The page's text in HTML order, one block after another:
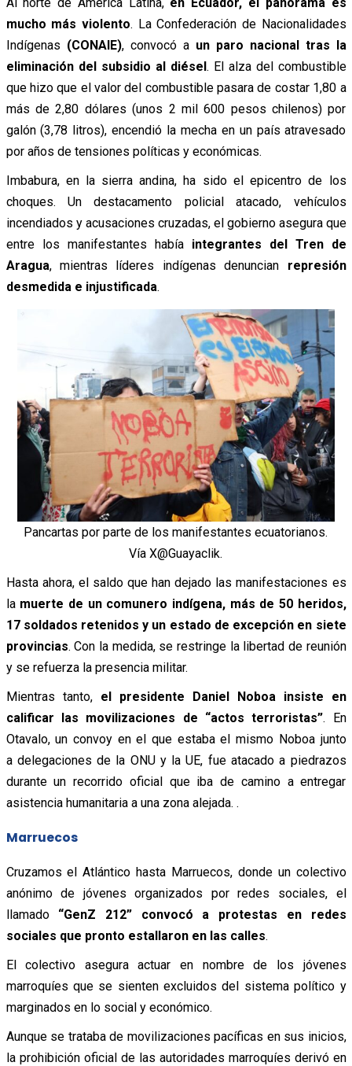
Al norte de América Latina, en Ecuador, el panorama es
mucho más violento. La Confederación de Nacionalidades
Indígenas (CONAIE), convocó a un paro nacional tras la
eliminación del subsidio al diésel . El alza del combustible
que hizo que el valor del combustible pasara de costar 1,80 a
más de 2,80 dólares (unos 2 mil 600 pesos chilenos) por
galón (3,78 litros), encendió la mecha en un país atravesado
por años de tensiones políticas y económicas.
Imbabura, en la sierra andina, ha sido el epicentro de los
choques. Un destacamento policial atacado, vehículos
incendiados y acusaciones cruzadas, el gobierno asegura que
entre los manifestantes habíaintegrantes del Tren de
Aragua, mientras líderes indígenas denuncian represión
desmedida e injustificada.
Pancartas por parte de los manifestantes ecuatorianos.
Vía X@Guayaclik.
Hasta ahora, el saldo que han dejado las manifestaciones es
la muerte de un comunero indígena, más de 50 heridos,
17 soldados retenidos y un estado de excepción en siete
provincias. Con la medida, se restringe la libertad de reunión
y se refuerza la presencia militar.
Mientras tanto, el presidente Daniel Noboa insiste en
calificar las movilizaciones de “actos terroristas”. En
Otavalo, un convoy en el que estaba el mismo Noboa junto
a delegaciones de la ONU y la UE, fue atacado a piedrazos
durante un recorrido oficial que iba de camino a entregar
asistencia humanitaria a una zona alejada. .
Marruecos
Cruzamos el Atlántico hasta Marruecos, donde un colectivo
anónimo de jóvenes organizados por redes sociales, el
llamado “GenZ 212” convocó a protestas en redes
sociales que pronto estallaron en las calles.
El colectivo asegura actuar en nombre de los jóvenes
marroquíes que se sienten excluidos del sistema político y
marginados en lo social y económico.
Aunque se trataba de movilizaciones pacíficas en sus inicios,
la prohibición oficial de las autoridades marroquíes derivó en